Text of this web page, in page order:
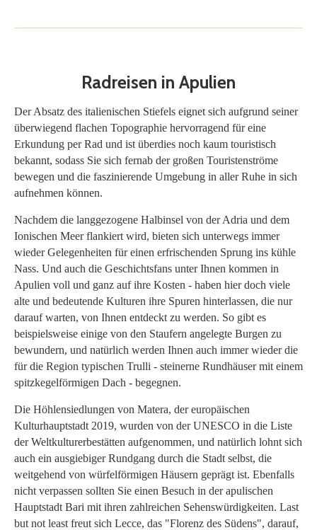
Radreisen in Apulien
Der Absatz des italienischen Stiefels eignet sich aufgrund seiner
überwiegend flachen Topographie hervorragend für eine
Erkundung per Rad und ist überdies noch kaum touristisch
bekannt, sodass Sie sich fernab der großen Touristenströme
bewegen und die faszinierende Umgebung in aller Ruhe in sich
aufnehmen können.
Nachdem die langgezogene Halbinsel von der Adria und dem
Ionischen Meer flankiert wird, bieten sich unterwegs immer
wieder Gelegenheiten für einen erfrischenden Sprung ins kühle
Nass. Und auch die Geschichtsfans unter Ihnen kommen in
Apulien voll und ganz auf ihre Kosten - haben hier doch viele
alte und bedeutende Kulturen ihre Spuren hinterlassen, die nur
darauf warten, von Ihnen entdeckt zu werden. So gibt es
beispielsweise einige von den Staufern angelegte Burgen zu
bewundern, und natürlich werden Ihnen auch immer wieder die
für die Region typischen Trulli - steinerne Rundhäuser mit einem
spitzkegelförmigen Dach - begegnen.
Die Höhlensiedlungen von Matera, der europäischen
Kulturhauptstadt 2019, wurden von der UNESCO in die Liste
der Weltkulturerbestätten aufgenommen, und natürlich lohnt sich
auch ein ausgiebiger Rundgang durch die Stadt selbst, die
weitgehend von würfelförmigen Häusern geprägt ist. Ebenfalls
nicht verpassen sollten Sie einen Besuch in der apulischen
Hauptstadt Bari mit ihren zahlreichen Sehenswürdigkeiten. Last
but not least freut sich Lecce, das "Florenz des Südens", darauf,